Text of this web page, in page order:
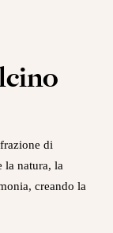
di
natura, la
creando la